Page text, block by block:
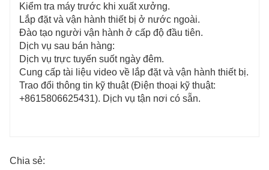
Kiểm tra máy trước khi xuất xưởng.
Lắp đặt và vận hành thiết bị ở nước ngoài.
Đào tạo người vận hành ở cấp độ đầu tiên.
Dịch vụ sau bán hàng:
Dịch vụ trực tuyến suốt ngày đêm.
Cung cấp tài liệu video về lắp đặt và vận hành thiết bị.
Trao đổi thông tin kỹ thuật (Điện thoại kỹ thuật:
+8615806625431). Dịch vụ tận nơi có sẵn.
Chia sẻ: